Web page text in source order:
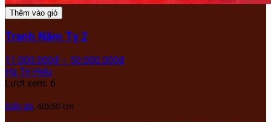
Thêm vào giỏ
Tranh Năm Tỵ 2
11.000.000₫ – 50.000.000₫
Hà Trí Hiếu
Lượt xem: 6
Giấy dó, 40x50 cm